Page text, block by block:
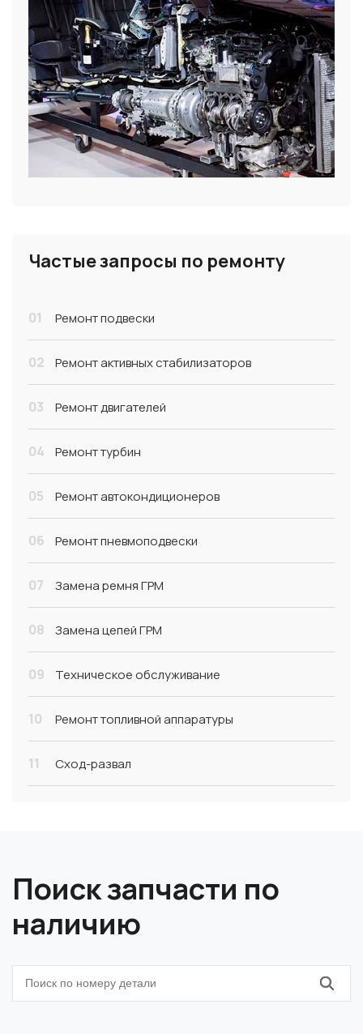
Частые запросы по ремонту
01 Ремонт подвески
02 Ремонт активных стабилизаторов
03 Ремонт двигателей
04 Ремонт турбин
05 Ремонт автокондиционеров
06 Ремонт пневмоподвески
07 Замена ремня ГРМ
08 Замена цепей ГРМ
09 Техническое обслуживание
10 Ремонт топливной аппаратуры
11 Сход-развал
Поиск запчасти по
наличию